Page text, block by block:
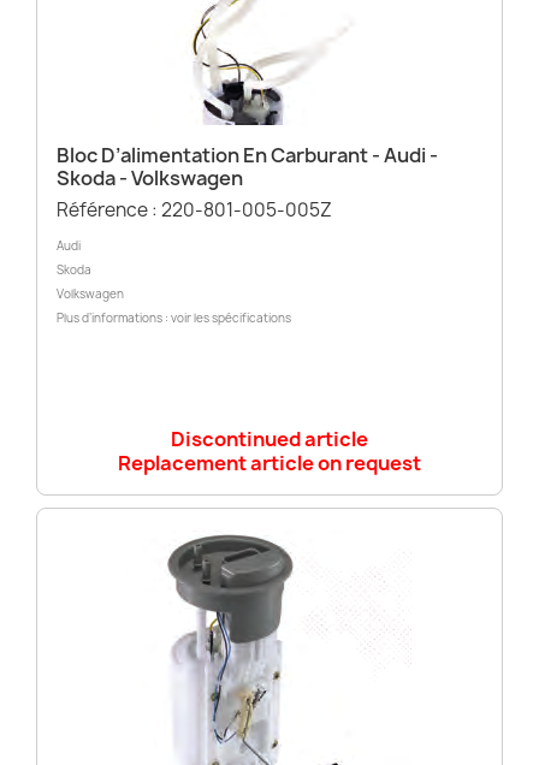
Bloc D’alimentation En Carburant - Audi -
Skoda - Volkswagen
Référence : 220-801-005-005Z
Audi
Skoda
Volkswagen
Plus d’informations : voir les spécifications
Discontinued article
Replacement article on request